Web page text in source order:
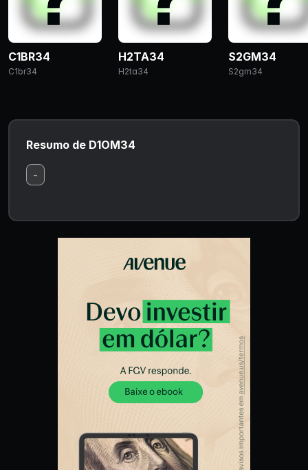
C1BR34
C1br34
H2TA34
H2ta34
S2GM34
S2gm34
Resumo de D1OM34
-